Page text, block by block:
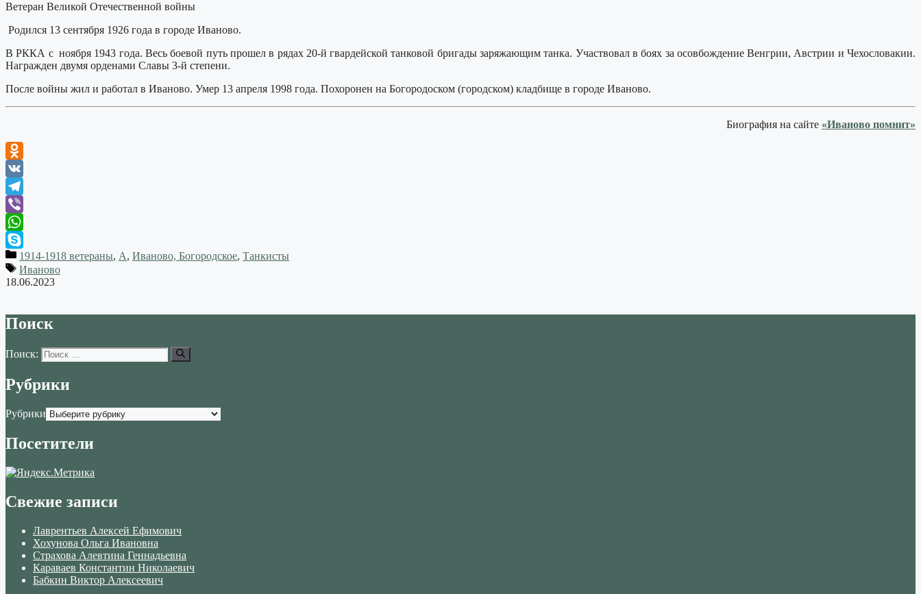
Ветеран Великой Отечественной войны
Родился 13 сентября 1926 года в городе Иваново.
В РККА с ноября 1943 года. Весь боевой путь прошел в рядах 20-й гвардейской танковой бригады заряжающим танка. Участвовал в боях за осовбождение Венгрии, Австрии и Чехословакии.
Награжден двумя орденами Славы 3-й степени.
После войны жил и работал в Иваново. Умер 13 апреля 1998 года. Похоронен на Богородоском (городском) кладбище в городе Иваново.
Биография на сайте «Иваново помнит»
Odnoklassniki
VK
Telegram
Viber
WhatsApp
Skype1914-1918 ветераны, А, Иваново, Богородское, Танкисты
Иваново
18.06.2023
Поиск
Поиск:
Рубрики
Рубрики
Посетители
Свежие записи
Лаврентьев Алексей Ефимович
Хохунова Ольга Ивановна
Страхова Алевтина Геннадьевна
Караваев Константин Николаевич
Бабкин Виктор Алексеевич